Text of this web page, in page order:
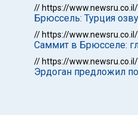
// https://www.newsru.co.il/
Брюссель: Турция
// https://www.newsru.co.il/
Саммит в Брюсселе:
// https://www.newsru.co.il/
Эрдоган предложил